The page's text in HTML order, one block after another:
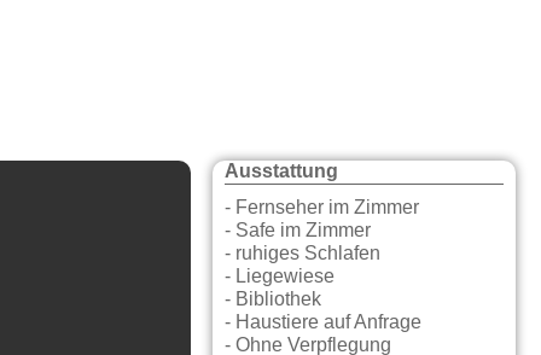
Ausstattung
- Fernseher im Zimmer
- Safe im Zimmer
- ruhiges Schlafen
- Liegewiese
- Bibliothek
- Haustiere auf Anfrage
- Ohne Verpflegung